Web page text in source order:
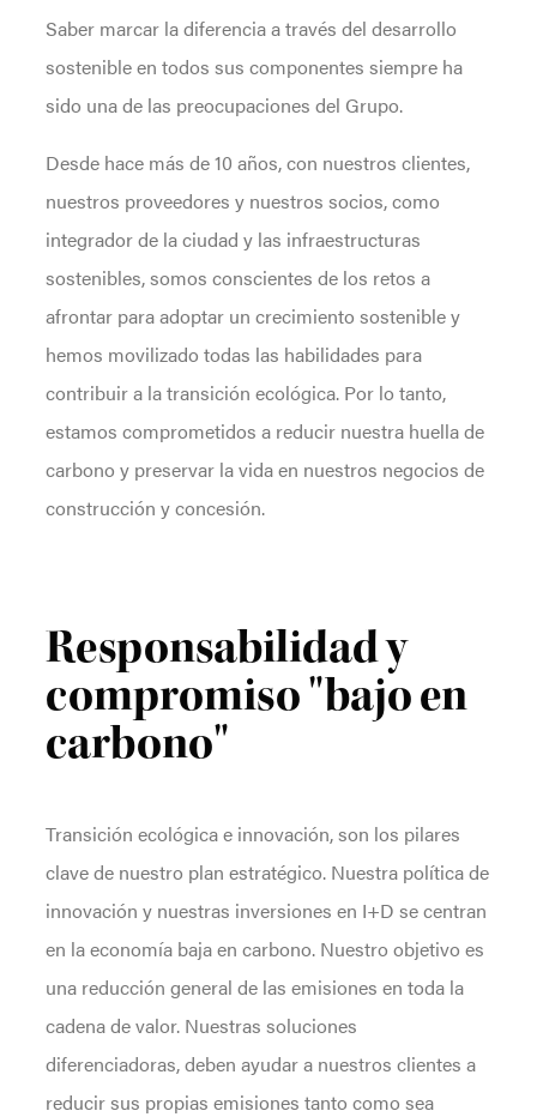
Saber marcar la diferencia a través del desarrollo
sostenible en todos sus componentes siempre ha
sido una de las preocupaciones del Grupo.
Desde hace más de 10 años, con nuestros clientes,
nuestros proveedores y nuestros socios, como
integrador de la ciudad y las infraestructuras
sostenibles, somos conscientes de los retos a
afrontar para adoptar un crecimiento sostenible y
hemos movilizado todas las habilidades para
contribuir a la transición ecológica. Por lo tanto,
estamos comprometidos a reducir nuestra huella de
carbono y preservar la vida en nuestros negocios de
construcción y concesión.
Responsabilidad y
compromiso "bajo en
carbono"
Transición ecológica e innovación, son los pilares
clave de nuestro plan estratégico. Nuestra política de
innovación y nuestras inversiones en I+D se centran
en la economía baja en carbono. Nuestro objetivo es
una reducción general de las emisiones en toda la
cadena de valor. Nuestras soluciones
diferenciadoras, deben ayudar a nuestros clientes a
reducir sus propias emisiones tanto como sea